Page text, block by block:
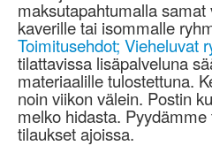
maksutapahtumalla
kaverille tai isommalle
Toimitusehdot; Vieheluvat
tilattavissa lisäpalveluna
materiaalille tulostettuna.
noin viikon välein. Postin
melko hidasta.
tilaukset ajoissa.